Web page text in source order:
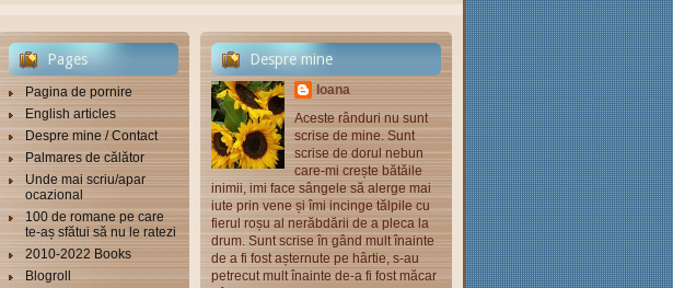
Pages
Pagina de pornire
English articles
Despre mine / Contact
Palmares de călător
Unde mai scriu/apar
ocazional
100 de romane pe care
te-aș sfătui să nu le ratezi
2010-2022 Books
Blogroll
Despre mine
Ioana
Aceste rânduri nu sunt
scrise de mine. Sunt
scrise de dorul nebun
care-mi crește bătăile
inimii, imi face sângele să alerge mai
iute prin vene și îmi incinge tălpile cu
fierul roșu al nerăbdării de a pleca la
drum. Sunt scrise în gând mult înainte
de a fi fost așternute pe hârtie, s-au
petrecut mult înainte de-a fi fost măcar